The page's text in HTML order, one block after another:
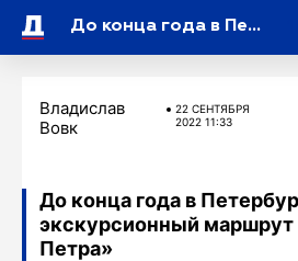
До конца года в Петербурге появится экскурсионный маршрут «Путь Петра»
Владислав
Вовк
22 СЕНТЯБРЯ
2022 11:33
До конца года в
экскурсионный маршрут
Петра»